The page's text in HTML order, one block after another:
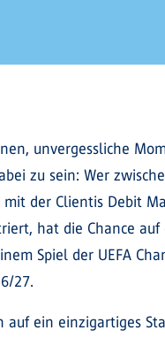
unvergessliche
zu sein: Wer
mit der Clientis Debit
hat die Chance auf
Spiel der UEFA
27.
auf ein einzigartiges